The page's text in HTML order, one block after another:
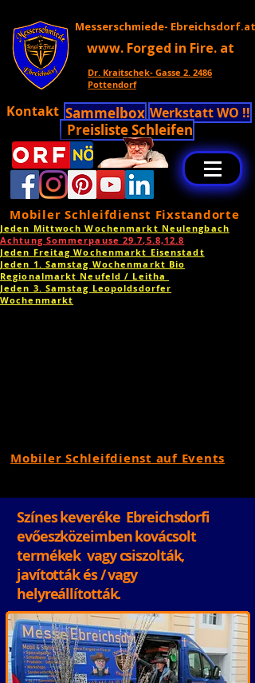
Messerschmiede- Ebreichsdorf.at
www. Forged in Fire. at
Dr. Kraitschek- Gasse 2. 2486
Pottendorf
Kontakt Sammelbox Werkstatt WO !!
Preisliste Schleifen
Mobiler Schleifdienst Fixstandorte
Jeden Mittwoch Wochenmarkt Neulengbach
Achtung Sommerpause 29.7,5.8,12.8
Jeden Freitag Wochenmarkt Eisenstadt
Jeden 1. Samstag Wochenmarkt Bio
Regionalmarkt Neufeld / Leitha
Jeden 3. Samstag Leopoldsdorfer
Wochenmarkt
Mobiler Schleifdienst auf Events
Színes keveréke Ebreichsdorfi
evőeszközeimben kovácsolt
termékek vagy csiszolták,
javították és / vagy
helyreállították.